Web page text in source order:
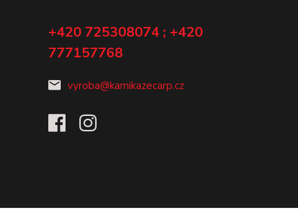
+420 725308074 ; +420
777157768
vyroba@kamikazecarp.cz